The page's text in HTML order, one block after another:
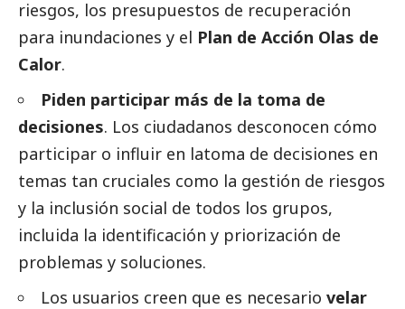
riesgos, los presupuestos de recuperación
para inundaciones y el Plan de Acción Olas de
Calor.
Piden participar más de la toma de
decisiones. Los ciudadanos desconocen cómo
participar o influir en latoma de decisiones en
temas tan cruciales como la gestión de riesgos
y la inclusión social de todos los grupos,
incluida la identificación y priorización de
problemas y soluciones.
Los usuarios creen que es necesario velar